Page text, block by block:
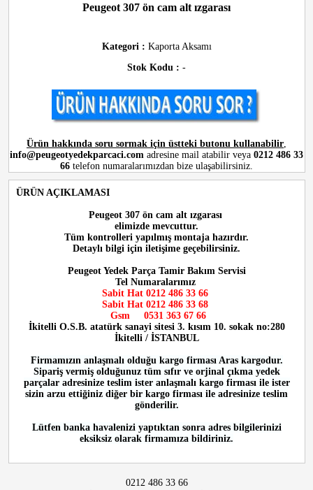
Peugeot 307 ön cam alt ızgarası
Kategori : Kaporta Aksamı
Stok Kodu : -
Ürün hakkında soru sormak için üstteki butonu kullanabilir
info@peugeotyedekparcaci.com adresine mail atabilir veya 0212 486 33
66 telefon numaralarımızdan bize ulaşabilirsiniz.
ÜRÜN AÇIKLAMASI
Peugeot 307 ön cam alt ızgarası
elimizde mevcuttur.
Tüm kontrolleri yapılmış montaja hazırdır.
Detaylı bilgi için iletişime geçebilirsiniz.
Peugeot Yedek Parça Tamir Bakım Servisi
Tel Numaralarımız
Sabit Hat 0212 486 33 66
Sabit Hat 0212 486 33 68
Gsm 0531 363 67 66
İkitelli O.S.B. atatürk sanayi sitesi 3. kısım 10. sokak no:280
İkitelli / İSTANBUL
Firmamızın anlaşmalı olduğu kargo firması Aras kargodur.
Sipariş vermiş olduğunuz tüm sıfır ve orjinal çıkma yedek
parçalar adresinize teslim ister anlaşmalı kargo firması ile ister
sizin arzu ettiğiniz diğer bir kargo firması ile adresinize teslim
gönderilir.
Lütfen banka havalenizi yaptıktan sonra adres bilgilerinizi
eksiksiz olarak firmamıza bildiriniz.
0212 486 33 66